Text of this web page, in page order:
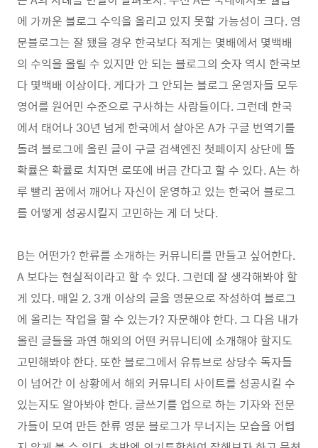
에 가까운 블로그 수익을 올리고 있지 못할 가능성이 크다. 영
문블로그는 잘 됐을 경우 한국보다 적게는 몇배에서 몇백배
의 수익을 올릴 수 있지만 안 되는 블로그의 숫자 역시 한국보
다 몇백배 이상이다. 게다가 그 안되는 블로그 운영자들 모두
영어를 원어민 수준으로 구사하는 사람들이다. 그런데 한국
에서 태어나 30년 넘게 한국에서 살아온 A가 구글 번역기를
돌려 블로그에 올린 글이 구글 검색엔진 첫페이지 상단에 뜰
확률은 확률로 치자면 로또에 버금 간다고 할 수 있다. A는 하
루 빨리 꿈에서 깨어나 자신이 운영하고 있는 한국어 블로그
를 어떻게 성공시킬지 고민하는 게 더 낫다.
B는 어떤가? 한류를 소개하는 커뮤니티를 만들고 싶어한다.
A 보다는 현실적이라고 할 수 있다. 그런데 잘 생각해봐야 할
게 있다. 매일 2, 3개 이상의 글을 영문으로 작성하여 블로그
에 올리는 작업을 할 수 있는가? 자문해야 한다. 그 다음 내가
올린 글들을 과연 해외의 어떤 커뮤니티에 소개해야 할지도
고민해봐야 한다. 또한 블로그에서 유튜브로 상당수 독자들
이 넘어간 이 상황에서 해외 커뮤니티 사이트를 성공시킬 수
있는지도 알아봐야 한다. 글쓰기를 업으로 하는 기자와 전문
가들이 모여 만든 한류 영문 블로그가 무너지는 모습을 어렵